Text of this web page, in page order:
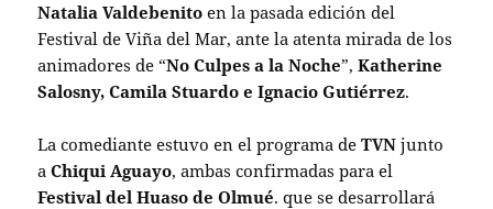
Natalia Valdebenito en la pasada edición del
Festival de Viña del Mar, ante la atenta mirada de los
animadores de “No Culpes a la Noche”,Katherine
Salosny, Camila Stuardo e Ignacio Gutiérrez.
La comediante estuvo en el programa deTVN junto
aChiqui Aguayo, ambas confirmadas para el
Festival del Huaso de Olmué. que se desarrollará